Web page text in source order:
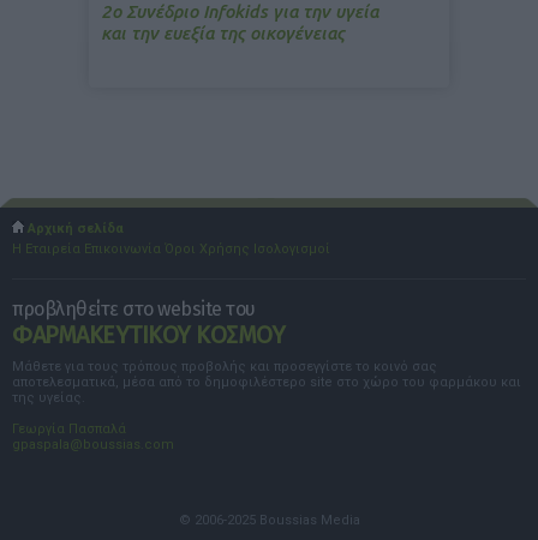
2ο Συνέδριο Infokids για την υγεία
και την ευεξία της οικογένειας
Αρχική σελίδα
Η Εταιρεία Επικοινωνία Όροι Χρήσης Ισολογισμοί
προβληθείτε στο website του
ΦΑΡΜΑΚΕΥΤΙΚΟΥ ΚΟΣΜΟΥ
Μάθετε για τους τρόπους προβολής και προσεγγίστε το κοινό σας
αποτελεσματικά, μέσα από το δημοφιλέστερο site στο χώρο του φαρμάκου και
της υγείας.
Γεωργία Πασπαλά
gpaspala@boussias.com
© 2006-2025 Boussias Media